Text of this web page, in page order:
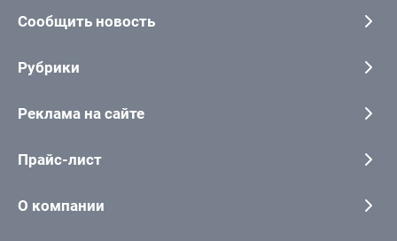
Сообщить новость
Рубрики
Реклама на сайте
Прайс-лист
О компании